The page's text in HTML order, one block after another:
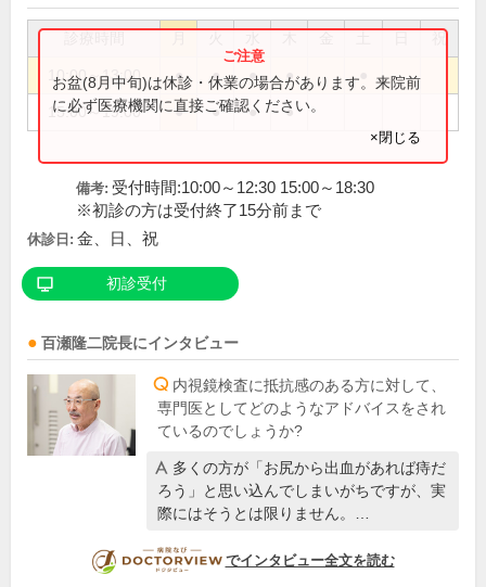
祝
10:00～13:00 ● ● ● ●
15:00～19:00 ● ● ● ●
お盆(8月中旬)は休診・休業の場合があります。来院前
に必ず医療機関に直接ご確認ください。
×閉じる
備考: 受付時間:10:00～12:30 15:00～18:30
※初診の方は受付終了15分前まで
休診日: 金、日、祝
初診受付
百瀬隆二院長にインタビュー
内視鏡検査に抵抗感のある方に対して、
専門医としてどのようなアドバイスをされ
ているのでしょうか?
多くの方が「お尻から出血があれば痔だ
ろう」と思い込んでしまいがちですが、実
際にはそうとは限りません。…
DOCTORVIEW
でインタビュー全文を読む